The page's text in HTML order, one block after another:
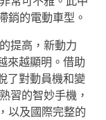
銷的電動車型。
提高，新動力
來越顯明。借助
了對動員機和變
習的智妙手機，
以及國際完整的